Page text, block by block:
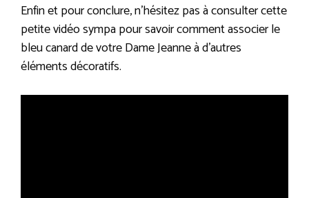
Enfin et pour conclure, n’hésitez pas à consulter cette
petite vidéo sympa pour savoir comment associer le
bleu canard de votre Dame Jeanne à d’autres
éléments décoratifs.